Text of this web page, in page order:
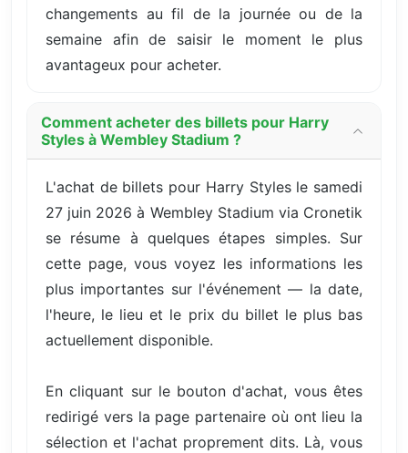
changements au fil de la journée ou de la
semaine afin de saisir le moment le plus
avantageux pour acheter.
Comment acheter des billets pour Harry
Styles à Wembley Stadium ?
L'achat de billets pour Harry Styles le samedi
27 juin 2026 à Wembley Stadium via Cronetik
se résume à quelques étapes simples. Sur
cette page, vous voyez les informations les
plus importantes sur l'événement — la date,
l'heure, le lieu et le prix du billet le plus bas
actuellement disponible.
En cliquant sur le bouton d'achat, vous êtes
redirigé vers la page partenaire où ont lieu la
sélection et l'achat proprement dits. Là, vous